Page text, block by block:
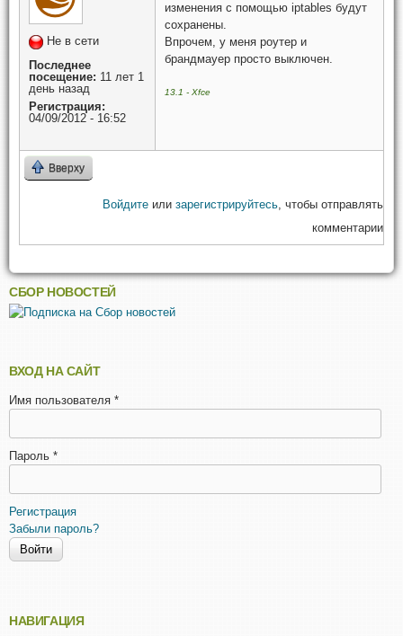
Не в сети
Последнее
посещение: 11 лет 1
день назад
Регистрация:
04/09/2012 - 16:52
изменения с помощью iptables будут
сохранены.
Впрочем, у меня роутер и
брандмауер просто выключен.
13.1 - Xfce
Вверху
Войдите или зарегистрируйтесь, чтобы отправлять
комментарии
СБОР НОВОСТЕЙ
ВХОД НА САЙТ
Имя пользователя *
Пароль *
Регистрация
Забыли пароль?
НАВИГАЦИЯ